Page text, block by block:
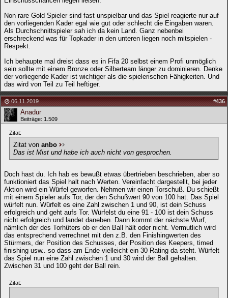
Non rare Gold Spieler sind fast unspielbar und das Spiel reagierte nur auf
den vorliegenden Kader egal wie gut oder schlecht die Eingaben waren.
Als Durchschnittspieler sah ich da kein Land. Ganz nebenbei
erschreckend was für Topkader in den unteren liegen noch mitspielen -
Respekt.
Ich behaupte mal dreist dass es in Fifa 20 selbst einem Profi unmöglich
sein sollte mit einem Bronze oder Silberteam länger zu dominieren. Denke
der vorliegende Kader ist wichtiger als die spielerischen Fähigkeiten. Und
das wird von Teil zu Teil heftiger.
06.11.2019 #436
Anadur
Beiträge: 1.509
Zitat:
Zitat von anbo
Das ist Mist und habe ich auch nicht von gesprochen.
Doch hast du. Ich hab es bewußt etwas übertrieben beschrieben, aber so
funktioniert das Spiel halt nach Werten. Vereinfacht dargestellt, bei jeder
Aktion wird ein Würfel geworfen. Nehmen wir einen Torschuß. Du schießt
mit einem Spieler aufs Tor, der den Schußwert 90 von 100 hat. Das Spiel
würfelt nun. Würfelt es eine Zahl zwischen 1 und 90, ist dein Schuss
erfolgreich und geht aufs Tor. Würfelst du eine 91 - 100 ist dein Schuss
nicht erfolgreich und landet daneben. Dann kommt der nächste Wurf,
nämlich der des Torhüters ob er den Ball hält oder nicht. Vermutlich wird
das entsprechend verrechnet mit den z.B. den Finishingwerten des
Stürmers, der Position des Schusses, der Position des Keepers, timed
finishing usw.. so dass am Ende vielleicht ein 30 Rating da steht. Würfelt
das Spiel nun eine Zahl zwischen 1 und 30 wird der Ball gehalten.
Zwischen 31 und 100 geht der Ball rein.
Zitat: